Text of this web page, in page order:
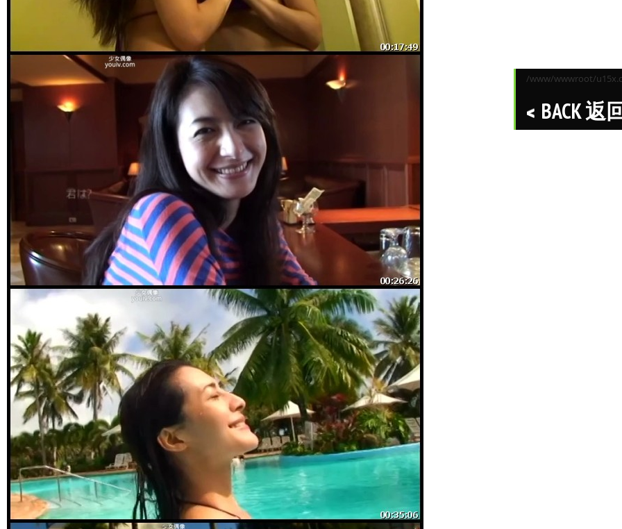
/www/wwwroot/
BACK 返